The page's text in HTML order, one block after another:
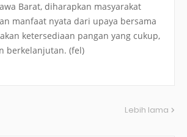
Barat, diharapkan masyarakat
manfaat nyata dari upaya bersama
ketersediaan pangan yang cukup,
berkelanjutan. (fel)
Lebih lama